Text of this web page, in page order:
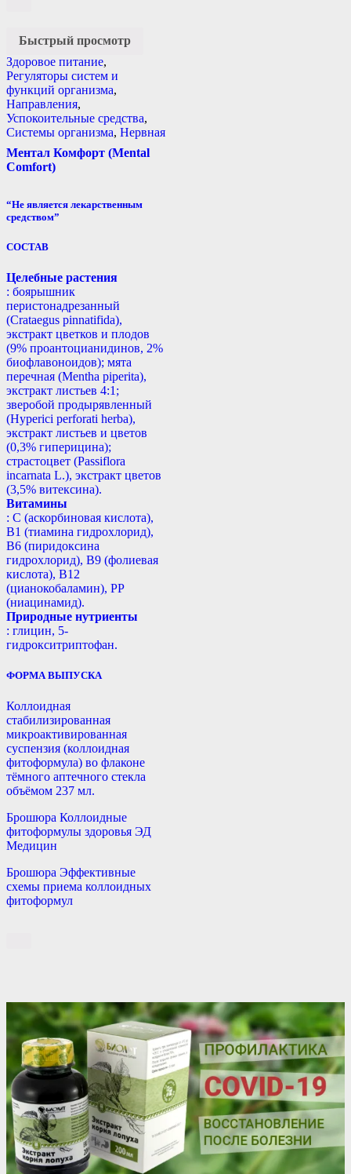
Быстрый просмотр
Здоровое питание,
Регуляторы систем и
функций организма,
Направления,
Успокоительные средства,
Системы организма, Нервная
Ментал Комфорт (Mental
Comfort)
“Не является лекарственным
средством”
СОСТАВ
Целебные растения
: боярышник
перистонадрезанный
(Crataegus pinnatifida),
экстракт цветков и плодов
(9% проантоцианидинов, 2%
биофлавоноидов); мята
перечная (Mentha piperita),
экстракт листьев 4:1;
зверобой продырявленный
(Hyperici perforati herba),
экстракт листьев и цветов
(0,3% гиперицина);
страстоцвет (Passiflora
incarnata L.), экстракт цветов
(3,5% витексина).
Витамины
: С (аскорбиновая кислота),
B1 (тиамина гидрохлорид),
B6 (пиридоксина
гидрохлорид), B9 (фолиевая
кислота), В12
(цианокобаламин), РР
(ниацинамид).
Природные нутриенты
: глицин, 5-
гидрокситриптофан.
ФОРМА ВЫПУСКА
Коллоидная
стабилизированная
микроактивированная
суспензия (коллоидная
фитоформула) во флаконе
тёмного аптечного стекла
объёмом 237 мл.
Брошюра Коллоидные
фитоформулы здоровья ЭД
Медицин
Брошюра Эффективные
схемы приема коллоидных
фитоформул